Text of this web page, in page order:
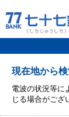
現在地から
電波の状況等に
じる場合がござ